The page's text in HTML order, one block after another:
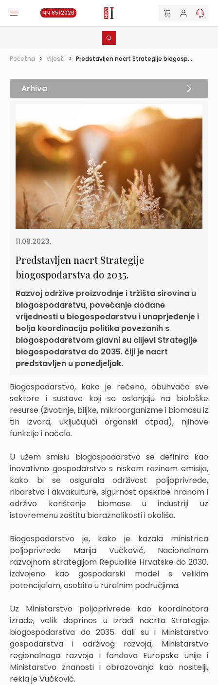
NN 85/2026
Početna > Vijesti > Predstavljen nacrt Strategije biogosp...
11.09.2023.
Predstavljen nacrt Strategije
biogospodarstva do 2035.
Razvoj održive proizvodnje i tržišta sirovina u
biogospodarstvu, povećanje dodane
vrijednosti u biogospodarstvu i unaprjeđenje i
bolja koordinacija politika povezanih s
biogospodarstvom glavni su ciljevi Strategije
biogospodarstva do 2035. čiji je nacrt
predstavljen u ponedjeljak.
Biogospodarstvo, kako je rečeno, obuhvaća sve
sektore i sustave koji se oslanjaju na biološke
resurse (životinje, biljke, mikroorganizme i biomasu iz
tih izvora, uključujući organski otpad), njihove
funkcije i načela.
U užem smislu biogospodarstvo se definira kao
inovativno gospodarstvo s niskom razinom emisija,
kako bi se osigurala održivost poljoprivrede,
ribarstva i akvakulture, sigurnost opskrbe hranom i
održivo korištenje biomase u industriji uz
istovremenu zaštitu bioraznolikosti i okoliša.
Biogospodarstvo je, kako je kazala ministrica
poljoprivrede Marija Vučković, Nacionalnom
razvojnom strategijom Republike Hrvatske do 2030.
izdvojeno kao gospodarski model s velikim
potencijalom, osobito u ruralnim područjima.
Uz Ministarstvo poljoprivrede kao koordinatora
izrade, velik doprinos u izradi nacrta Strategije
biogospodarstva do 2035. dali su i Ministarstvo
gospodarstva i održivog razvoja, Ministarstvo
regionalnoga razvoja i fondova Europske unije i
Ministarstvo znanosti i obrazovanja kao nositelji,
rekla je Vučković.
Arhiva